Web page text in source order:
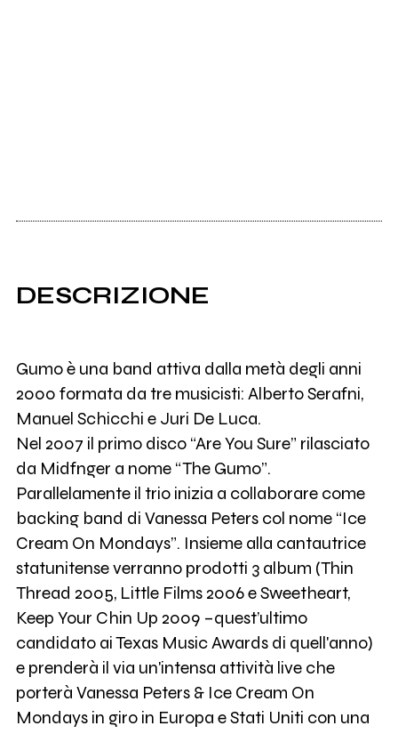
DESCRIZIONE
Gumo è una band attiva dalla metà degli anni
2000 formata da tre musicisti: Alberto Serafni,
Manuel Schicchi e Juri De Luca.
Nel 2007 il primo disco “Are You Sure” rilasciato
da Midfnger a nome “The Gumo”.
Parallelamente il trio inizia a collaborare come
backing band di Vanessa Peters col nome “Ice
Cream On Mondays”. Insieme alla cantautrice
statunitense verranno prodotti 3 album (Thin
Thread 2005, Little Films 2006 e Sweetheart,
Keep Your Chin Up 2009 –quest’ultimo
candidato ai Texas Music Awards di quell'anno)
e prenderà il via un'intensa attività live che
porterà Vanessa Peters & Ice Cream On
Mondays in giro in Europa e Stati Uniti con una